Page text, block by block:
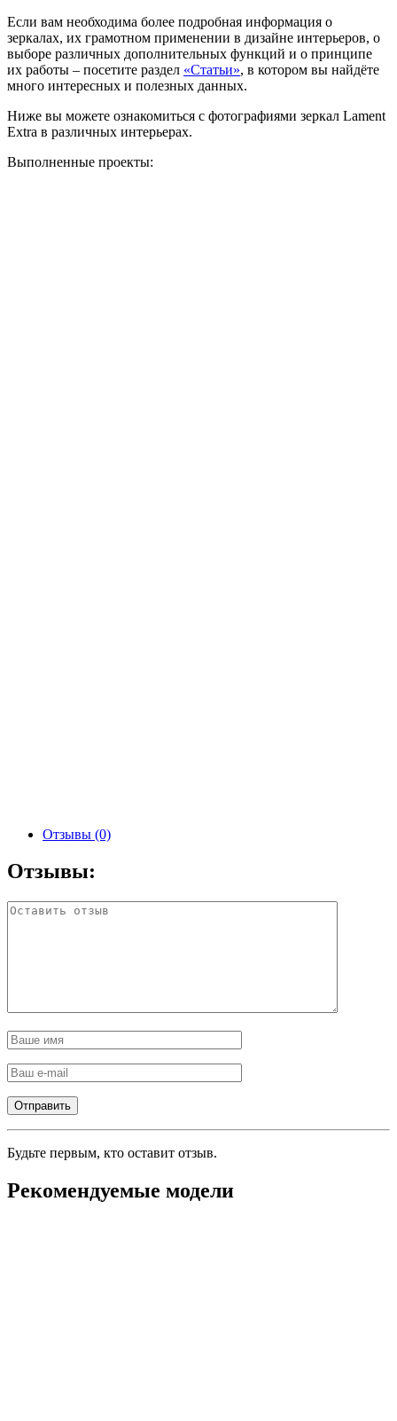
Если вам необходима более подробная информация о
зеркалах, их грамотном применении в дизайне интерьеров, о
выборе различных дополнительных функций и о принципе
их работы – посетите раздел «Статьи», в котором вы найдёте
много интересных и полезных данных.
Ниже вы можете ознакомиться с фотографиями зеркал Lament
Extra в различных интерьерах.
Выполненные проекты:
Отзывы (0)
Отзывы:
Будьте первым, кто оставит отзыв.
Рекомендуемые модели